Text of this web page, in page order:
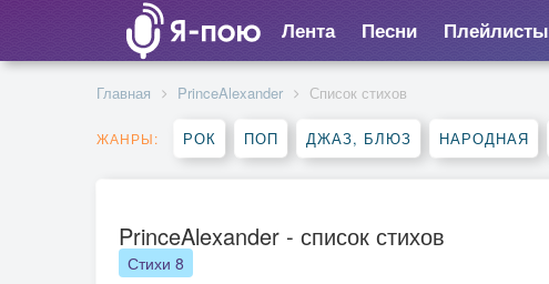
Лента Песни Плейлисты
Главная PrinceAlexander Список стихов
ЖАНРЫ: РОК ПОП ДЖАЗ, БЛЮЗ НАРОДНАЯ
PrinceAlexander - список стихов
Стихи 8